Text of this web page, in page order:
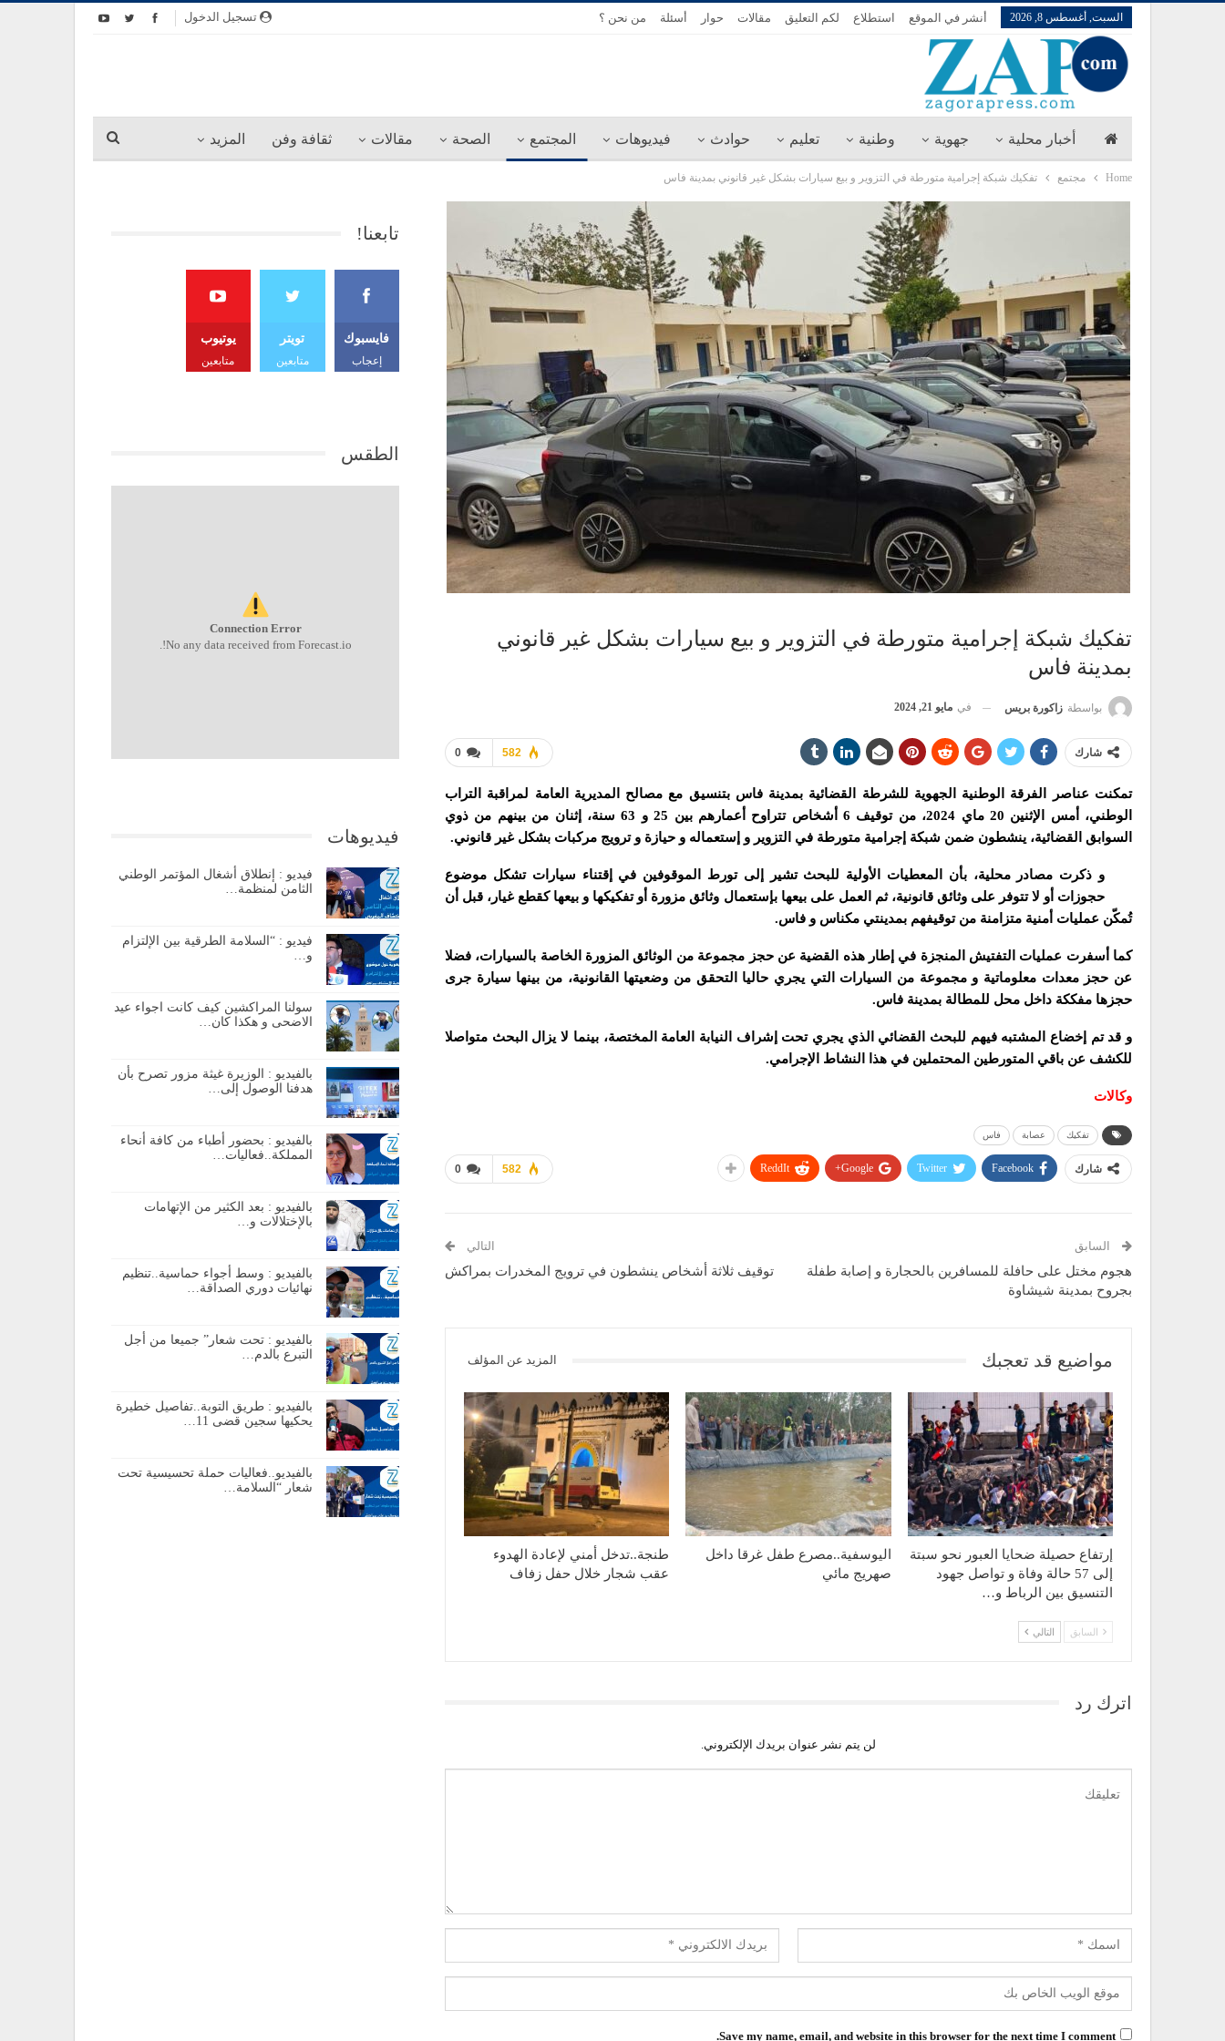
تسجيل الدخول السبت, أغسطس 8, 2026 أنشر في الموقع استطلاع لكم التعليق مقالات حوار أسئلة من نحن ؟
أخبار محلية جهوية وطنية تعليم حوادث فيديوهات المجتمع الصحة مقالات ثقافة وفن المزيد
Home مجتمع تفكيك شبكة إجرامية متورطة في التزوير و بيع سيارات بشكل غير قانوني بمدينة فاس
تفكيك شبكة إجرامية متورطة في التزوير و بيع سيارات بشكل غير قانوني
بمدينة فاس
بواسطة زاكورة بريس في مايو 21, 2024
0 582 شارك
تمكنت عناصر الفرقة الوطنية الجهوية للشرطة القضائية بمدينة فاس بتنسيق مع مصالح المديرية العامة لمراقبة التراب
الوطني، أمس الإثنين 20 ماي 2024، من توقيف 6 أشخاص تتراوح أعمارهم بين 25 و 63 سنة، إثنان من بينهم من ذوي
السوابق القضائية، ينشطون ضمن شبكة إجرامية متورطة في التزوير و إستعماله و حيازة و ترويج مركبات بشكل غير قانوني.
و ذكرت مصادر محلية، بأن المعطيات الأولية للبحث تشير إلى تورط الموقوفين في إقتناء سيارات تشكل موضوع
حجوزات أو لا تتوفر على وثائق قانونية، ثم العمل على بيعها بإستعمال وثائق مزورة أو تفكيكها و بيعها كقطع غيار، قبل أن
تُمكّن عمليات أمنية متزامنة من توقيفهم بمدينتي مكناس و فاس.
كما أسفرت عمليات التفتيش المنجزة في إطار هذه القضية عن حجز مجموعة من الوثائق المزورة الخاصة بالسيارات، فضلا
عن حجز معدات معلوماتية و مجموعة من السيارات التي يجري حاليا التحقق من وضعيتها القانونية، من بينها سيارة جرى
حجزها مفككة داخل محل للمطالة بمدينة فاس.
و قد تم إخضاع المشتبه فيهم للبحث القضائي الذي يجري تحت إشراف النيابة العامة المختصة، بينما لا يزال البحث متواصلا
للكشف عن باقي المتورطين المحتملين في هذا النشاط الإجرامي.
وكالات
تفكيك عصابة فاس
0 582 شارك Facebook
Twitter
Google+
ReddIt
السابق
هجوم مختل على حافلة للمسافرين بالحجارة و إصابة طفلة
بجروح بمدينة شيشاوة
التالي
توقيف ثلاثة أشخاص ينشطون في ترويج المخدرات بمراكش
مواضيع قد تعجبك المزيد عن المؤلف
إرتفاع حصيلة ضحايا العبور نحو سبتة
إلى 57 حالة وفاة و تواصل جهود
التنسيق بين الرباط و…
اليوسفية..مصرع طفل غرقا داخل
صهريج مائي
طنجة..تدخل أمني لإعادة الهدوء
عقب شجار خلال حفل زفاف
السابق التالي
اترك رد
لن يتم نشر عنوان بريدك الإلكتروني.
Save my name, email, and website in this browser for the next time I comment.
تابعنا!
فايسبوك
إعجاب
تويتر
متابعين
يوتيوب
متابعين
الطقس
Connection Error
No any data received from Forecast.io!.
فيديوهات
فيديو : إنطلاق أشغال المؤتمر الوطني
الثامن لمنظمة…
فيديو : “السلامة الطرقية بين الإلتزام
و…
سولنا المراكشين كيف كانت اجواء عيد
الاضحى و هكذا كان…
بالفيديو : الوزيرة غيثة مزور تصرح بأن
هدفنا الوصول إلى…
بالفيديو : بحضور أطباء من كافة أنحاء
المملكة..فعاليات…
بالفيديو : بعد الكثير من الإتهامات
بالإختلالات و…
بالفيديو : وسط أجواء حماسية..تنظيم
نهائيات دوري الصداقة…
بالفيديو : تحت شعار” جميعا من أجل
التبرع بالدم…
بالفيديو : طريق التوبة..تفاصيل خطيرة
يحكيها سجين قضى 11…
بالفيديو..فعاليات حملة تحسيسية تحت
شعار “السلامة…